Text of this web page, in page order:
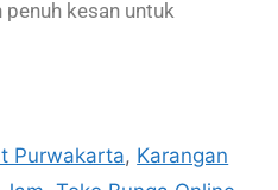
penuh kesan untuk
Purwakarta, Karangan